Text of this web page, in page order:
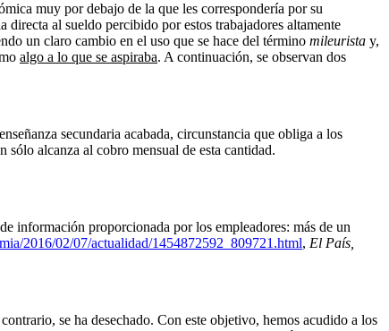
muy por debajo de la que les correspondería por su
al sueldo percibido por estos trabajadores altamente
un claro cambio en el uso que se hace del término mileurista y,
algo a lo que se aspiraba. A continuación, se observan dos
secundaria acabada, circunstancia que obliga a los
sólo alcanza al cobro mensual de esta cantidad.
información proporcionada por los empleadores: más de un
2016/02/07/actualidad/1454872592_809721.html, El País,
se ha desechado. Con este objetivo, hemos acudido a los